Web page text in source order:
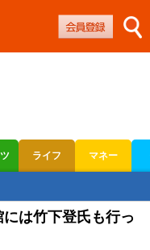
ライフ マネー
は竹下登氏も行っ